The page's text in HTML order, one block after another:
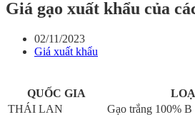
Giá gạo xuất khẩu của
02/11/2023
Giá xuất khẩu
QUỐC GIA
THÁI LAN
Gạo trắng 100% B